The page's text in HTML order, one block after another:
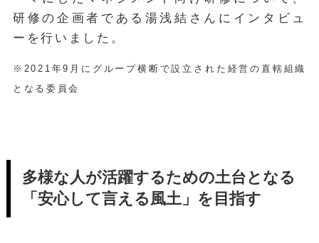
研修の企画者である湯浅結さんにインタビュ
ーを行いました。
※2021年9月にグループ横断で設立された経営の直轄組織
となる委員会
多様な人が活躍するための土台となる
「安心して言える風土」を目指す